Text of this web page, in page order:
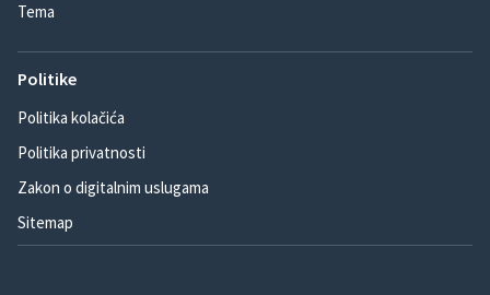
Tema
Politike
Politika kolačića
Politika privatnosti
Zakon o digitalnim uslugama
Sitemap